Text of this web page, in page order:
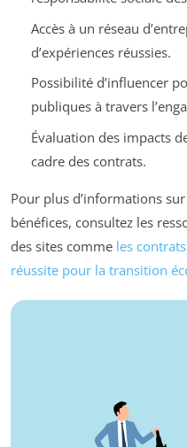
Accès à un réseau
d’expériences réussies.
Possibilité d’influencer
publiques à travers
Évaluation des impacts
cadre des contrats.
Pour plus d’informations
bénéfices, consultez les
des sites comme les
réussite pour la transition